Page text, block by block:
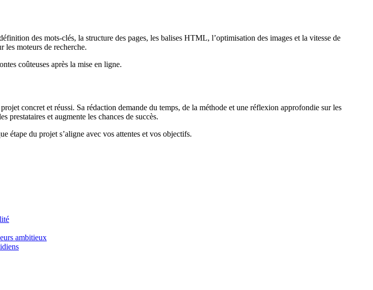
des mots-clés, la structure des pages, les balises HTML, l’optimisation des images et la vitesse de
les moteurs de recherche.
coûteuses après la mise en ligne.
concret et réussi. Sa rédaction demande du temps, de la méthode et une réflexion approfondie sur les
et augmente les chances de succès.
étape du projet s’aligne avec vos attentes et vos objectifs.
ambitieux